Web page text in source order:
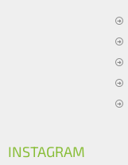
INSTAGRAM